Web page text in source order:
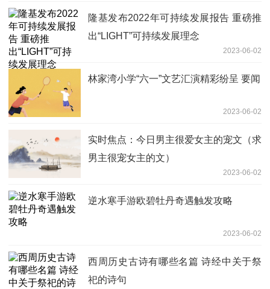
隆基发布2022年可持续发展报告 重磅推
出“LIGHT”可持续发展理念
2023-06-02
林家湾小学“六一”文艺汇演精彩纷呈 要闻
2023-06-02
实时焦点：今日男主很爱女主的宠文（求
男主很宠女主的文）
2023-06-02
逆水寒手游欧碧牡丹奇遇触发攻略
2023-06-02
西周历史古诗有哪些名篇 诗经中关于祭
祀的诗句